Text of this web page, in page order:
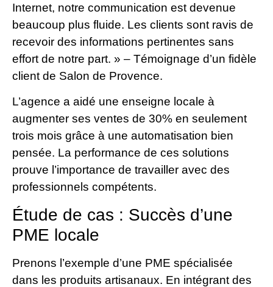
Internet, notre communication est devenue
beaucoup plus fluide. Les clients sont ravis de
recevoir des informations pertinentes sans
effort de notre part. » – Témoignage d’un fidèle
client de Salon de Provence.
L’agence a aidé une enseigne locale à
augmenter ses ventes de 30% en seulement
trois mois grâce à une automatisation bien
pensée. La performance de ces solutions
prouve l’importance de travailler avec des
professionnels compétents.
Étude de cas : Succès d’une
PME locale
Prenons l’exemple d’une PME spécialisée
dans les produits artisanaux. En intégrant des